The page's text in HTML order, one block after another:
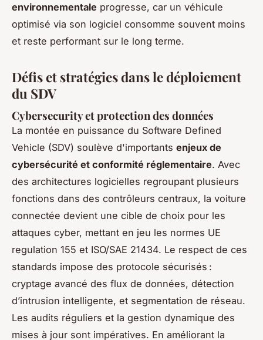
environnementale progresse, car un véhicule
optimisé via son logiciel consomme souvent moins
et reste performant sur le long terme.
Défis et stratégies dans le déploiement
du SDV
Cybersecurity et protection des données
La montée en puissance du Software Defined
Vehicle (SDV) soulève d'importants enjeux de
cybersécurité et conformité réglementaire. Avec
des architectures logicielles regroupant plusieurs
fonctions dans des contrôleurs centraux, la voiture
connectée devient une cible de choix pour les
attaques cyber, mettant en jeu les normes UE
regulation 155 et ISO/SAE 21434. Le respect de ces
standards impose des protocole sécurisés :
cryptage avancé des flux de données, détection
d’intrusion intelligente, et segmentation de réseau.
Les audits réguliers et la gestion dynamique des
mises à jour sont impératives. En améliorant la